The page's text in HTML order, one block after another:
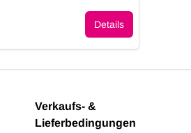
zum Entdecken derDetails
Verkaufs- &
Lieferbedingungen